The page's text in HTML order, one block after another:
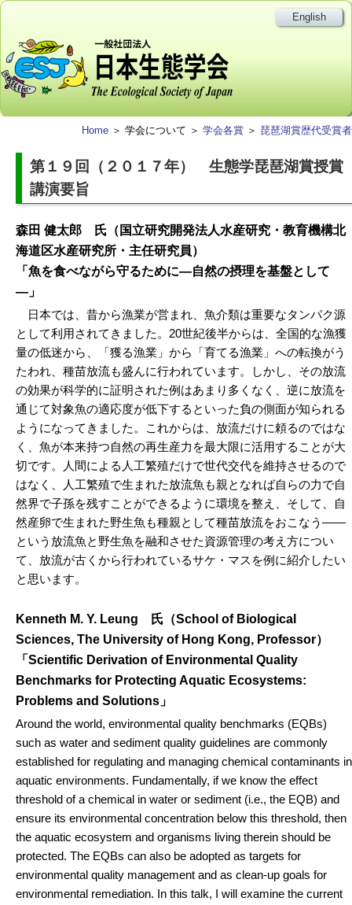
English
Home ＞ 学会について ＞ 学会各賞 ＞ 琵琶湖賞歴代受賞者
第１９回（２０１７年） 生態学琵琶湖賞授賞
講演要旨
森田 健太郎 氏（国立研究開発法人水産研究・教育機構北
海道区水産研究所・主任研究員）
「魚を食べながら守るために—自然の摂理を基盤として
—」
日本では、昔から漁業が営まれ、魚介類は重要なタンパク源
として利用されてきました。20世紀後半からは、全国的な漁獲
量の低迷から、「獲る漁業」から「育てる漁業」への転換がう
たわれ、種苗放流も盛んに行われています。しかし、その放流
の効果が科学的に証明された例はあまり多くなく、逆に放流を
通じて対象魚の適応度が低下するといった負の側面が知られる
ようになってきました。これからは、放流だけに頼るのではな
く、魚が本来持つ自然の再生産力を最大限に活用することが大
切です。人間による人工繁殖だけで世代交代を維持させるので
はなく、人工繁殖で生まれた放流魚も親となれば自らの力で自
然界で子孫を残すことができるように環境を整え、そして、自
然産卵で生まれた野生魚も種親として種苗放流をおこなう——
という放流魚と野生魚を融和させた資源管理の考え方につい
て、放流が古くから行われているサケ・マスを例に紹介したい
と思います。
Kenneth M. Y. Leung 氏（School of Biological
Sciences, The University of Hong Kong, Professor）
「Scientific Derivation of Environmental Quality
Benchmarks for Protecting Aquatic Ecosystems:
Problems and Solutions」
Around the world, environmental quality benchmarks (EQBs)
such as water and sediment quality guidelines are commonly
established for regulating and managing chemical contaminants in
aquatic environments. Fundamentally, if we know the effect
threshold of a chemical in water or sediment (i.e., the EQB) and
ensure its environmental concentration below this threshold, then
the aquatic ecosystem and organisms living therein should be
protected. The EQBs can also be adopted as targets for
environmental quality management and as clean-up goals for
environmental remediation. In this talk, I will examine the current